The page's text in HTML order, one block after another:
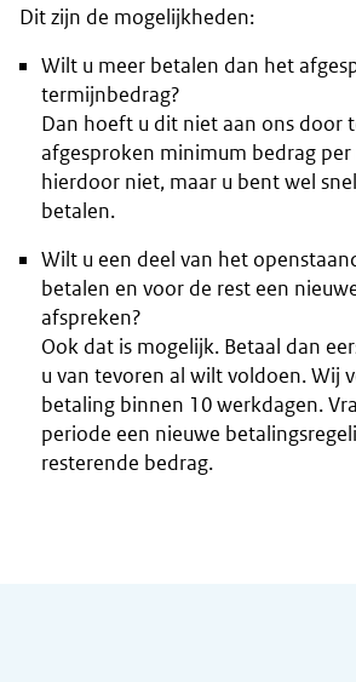
Dit zijn de mogelijkheden:
Wilt u meer betalen dan het
termijnbedrag?
Dan hoeft u dit niet aan ons door
afgesproken minimum bedrag
hierdoor niet, maar u bent wel
betalen.
Wilt u een deel van het
betalen en voor de rest een
afspreken?
Ook dat is mogelijk. Betaal dan
u van tevoren al wilt voldoen. Wij
betaling binnen 10 werkdagen.
periode een nieuwe
resterende bedrag.